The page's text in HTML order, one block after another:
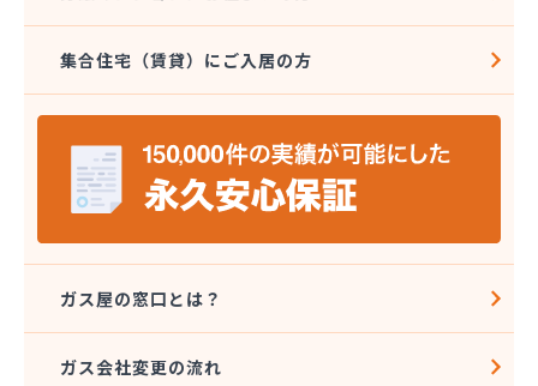
株式会社農協プロパンセンター
株式会社槇原プロパン商会広島支店
岩谷産業株式会社 広島工場
岩本プロパン商店
祇園山崎ガス株式会社
吉田物産株式会社
宮上商店
共栄プロパンガス株式会社
広川エナス株式会社糸崎営業所
集合住宅（賃貸）にご入居の方
ガス屋の窓口とは？
ガス会社変更の流れ